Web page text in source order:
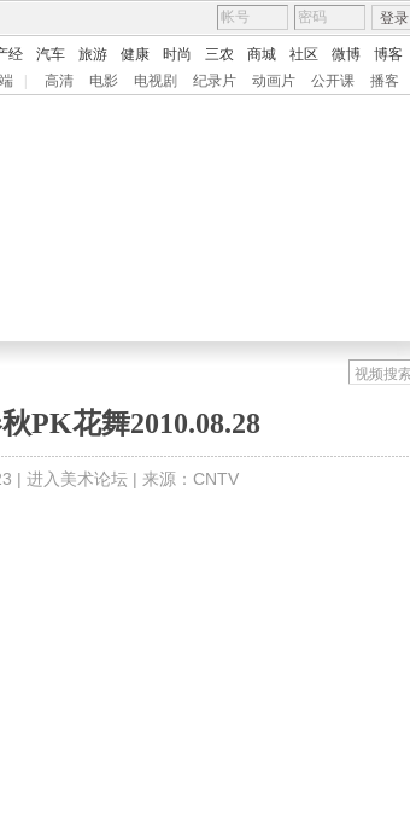
登录
经 汽车 旅游 健康 时尚 三农 商城 社区 微博 博客
高清 电影 电视剧 纪录片 动画片 公开课 播客
PK花舞2010.08.28
| 进入美术论坛 | 来源：CNTV